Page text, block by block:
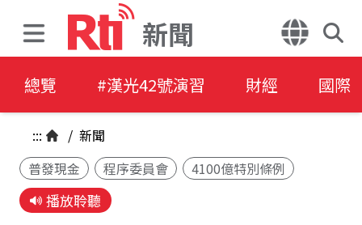
新聞
總覽 #漢光42號演習 財經 國際
::: / 新聞
普發現金
程序委員會 4100億特別條例
播放聆聽